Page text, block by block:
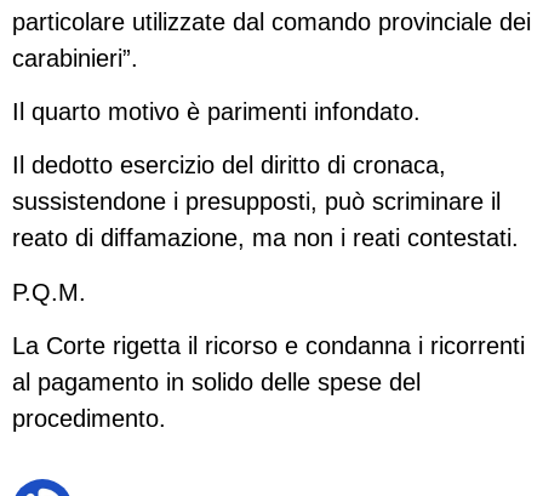
particolare utilizzate dal comando provinciale dei
carabinieri”.
Il quarto motivo è parimenti infondato.
Il dedotto esercizio del diritto di cronaca,
sussistendone i presupposti, può scriminare il
reato di diffamazione, ma non i reati contestati.
P.Q.M.
La Corte rigetta il ricorso e condanna i ricorrenti
al pagamento in solido delle spese del
procedimento.